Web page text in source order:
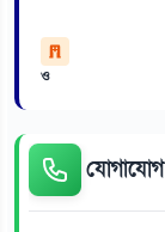
ও
যোগাযোগ